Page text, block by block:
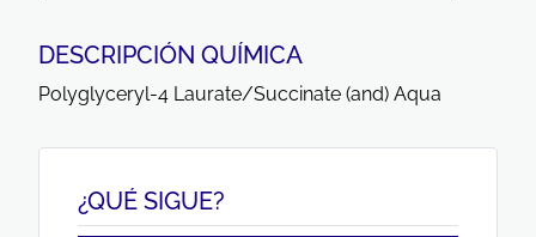
DESCRIPCIÓN QUÍMICA
Polyglyceryl-4 Laurate/Succinate (and) Aqua
¿QUÉ SIGUE?